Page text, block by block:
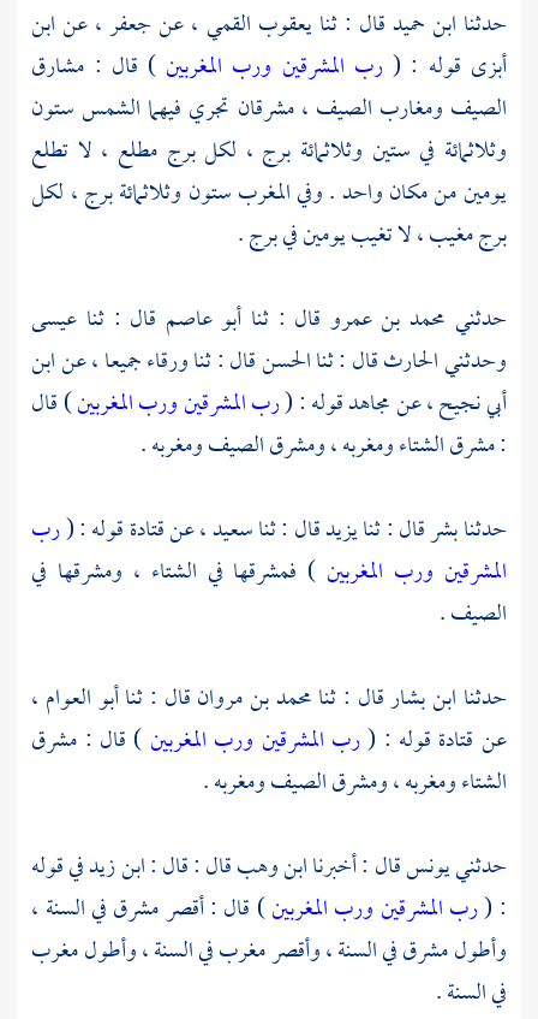
حدثنا ابن حميدقال : ثنايعقوب القمي ، عنجعفر، عنابن
أبزى قوله : (رب المشرقين ورب المغربين) قال : مشارق
الصيف ومغارب الصيف ، مشرقان تجري فيهما الشمس ستون
وثلاثمائة في ستين وثلاثمائة برج ، لكل برج مطلع ، لا تطلع
يومين من مكان واحد . وفي المغرب ستون وثلاثمائة برج ، لكل
برج مغيب ، لا تغيب يومين في برج .
حدثني محمد بن عمرو قال : ثنا أبو عاصم قال : ثنا عيسى
وحدثنيالحارثقال : ثناالحسنقال : ثناورقاءجميعا ، عنابن
أبي نجيح، عنمجاهدقوله : (رب المشرقين ورب المغربين) قال
: مشرق الشتاء ومغربه ، ومشرق الصيف ومغربه .
حدثنابشرقال : ثنايزيدقال : ثناسعيد، عنقتادةقوله : (رب
المشرقين ورب المغربين ) فمشرقها في الشتاء ، ومشرقها في
الصيف .
حدثنا ابن بشارقال : ثنامحمد بن مروانقال : ثناأبو العوام ،
عن قتادة قوله : (رب المشرقين ورب المغربين) قال : مشرق
الشتاء ومغربه ، ومشرق الصيف ومغربه .
حدثنييونسقال : أخبرناابن وهبقال : قال :ابن زيدفي قوله
: (رب المشرقين ورب المغربين) قال : أقصر مشرق في السنة ،
وأطول مشرق في السنة ، وأقصر مغرب في السنة ، وأطول مغرب
في السنة .